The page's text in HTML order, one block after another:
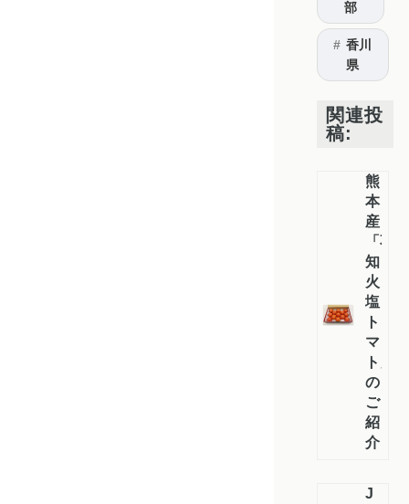
部
香川
県
関連投
稿:
熊
本
産
「不
知
火
塩
ト
マ
ト」
の
ご
紹
介！
J